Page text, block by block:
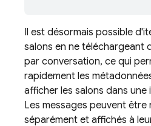
Il est désormais possible
salons en ne téléchargeant
par conversation, ce qui
rapidement les
afficher les salons dans
Les messages peuvent être
séparément et affichés à